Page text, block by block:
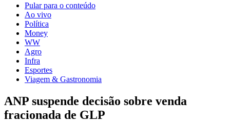
Pular para o conteúdo
Ao vivo
Política
Money
WW
Agro
Infra
Esportes
Viagem & Gastronomia
ANP suspende decisão sobre venda
fracionada de GLP